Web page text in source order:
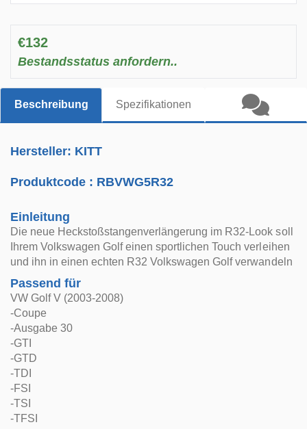
€132
Bestandsstatus anfordern..
Beschreibung Spezifikationen
Hersteller: KITT
Produktcode : RBVWG5R32
Einleitung
Die neue Heckstoßstangenverlängerung im R32-Look soll
Ihrem Volkswagen Golf einen sportlichen Touch verleihen
und ihn in einen echten R32 Volkswagen Golf verwandeln
Passend für
VW Golf V (2003-2008)
-Coupe
-Ausgabe 30
-GTI
-GTD
-TDI
-FSI
-TSI
-TFSI